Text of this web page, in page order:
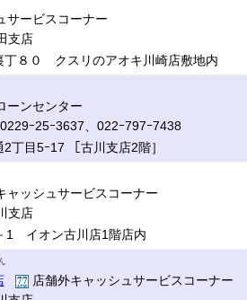
サービスコーナー
支店
丁８０ クスリのアオキ川崎店敷地内
ーンセンター
ｰ25ｰ3637、022ｰ797ｰ7438
丁目5ｰ17 ［古川支店2階］
ャッシュサービスコーナー
支店
1 イオン古川店1階店内
店舗外キャッシュサービスコーナー